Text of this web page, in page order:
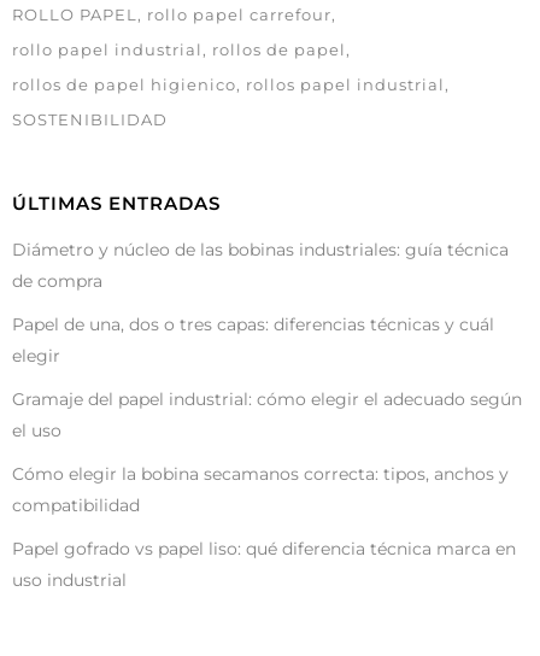
ROLLO PAPEL
rollo papel carrefour
rollo papel industrial
rollos de papel
rollos de papel higienico
rollos papel industrial
SOSTENIBILIDAD
ÚLTIMAS ENTRADAS
Diámetro y núcleo de las bobinas industriales: guía técnica
de compra
Papel de una, dos o tres capas: diferencias técnicas y cuál
elegir
Gramaje del papel industrial: cómo elegir el adecuado según
el uso
Cómo elegir la bobina secamanos correcta: tipos, anchos y
compatibilidad
Papel gofrado vs papel liso: qué diferencia técnica marca en
uso industrial